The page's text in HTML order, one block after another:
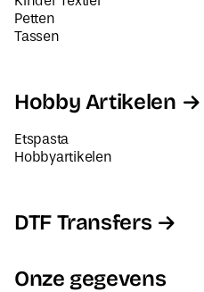
Petten
Tassen
Hobby Artikelen
Etspasta
Hobbyartikelen
DTF Transfers
Onze gegevens